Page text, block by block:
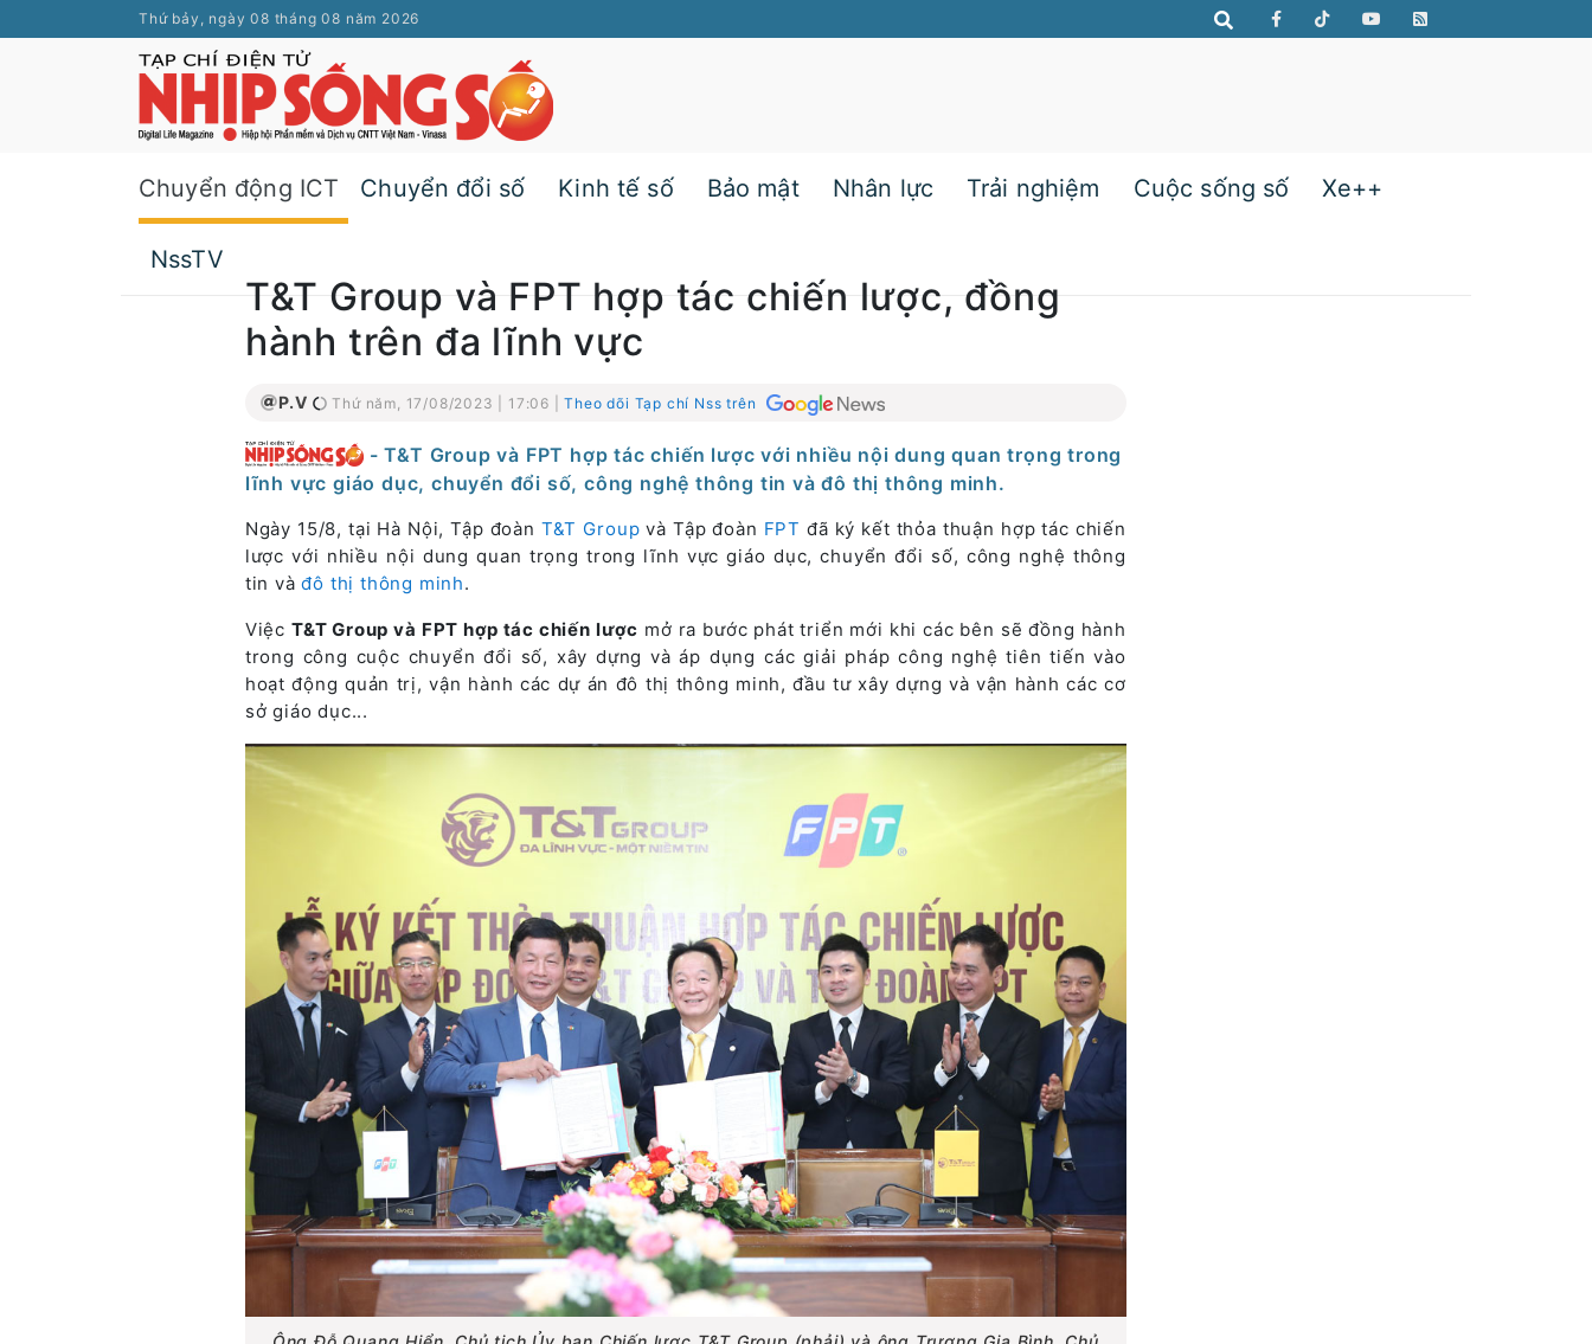
Thứ bảy, ngày 08 tháng 08 năm 2026
Chuyển động ICT Chuyển đổi số Kinh tế số Bảo mật Nhân lực Trải nghiệm Cuộc sống số Xe++
NssTV
T&T Group và FPT hợp tác chiến lược, đồng
hành trên đa lĩnh vực
P.V Thứ năm, 17/08/2023 | 17:06 |Theo dõi Tạp chí Nss trên
- T&T Group và FPT hợp tác chiến lược với nhiều nội dung quan trọng trong
lĩnh vực giáo dục, chuyển đổi số, công nghệ thông tin và đô thị thông minh.
Ngày 15/8, tại Hà Nội, Tập đoàn T&T Group và Tập đoàn FPT đã ký kết thỏa thuận hợp tác chiến
lược với nhiều nội dung quan trọng trong lĩnh vực giáo dục, chuyển đổi số, công nghệ thông
tin vàđô thị thông minh.
Việc T&T Group và FPT hợp tác chiến lược mở ra bước phát triển mới khi các bên sẽ đồng hành
trong công cuộc chuyển đổi số, xây dựng và áp dụng các giải pháp công nghệ tiên tiến vào
hoạt động quản trị, vận hành các dự án đô thị thông minh, đầu tư xây dựng và vận hành các cơ
sở giáo dục...